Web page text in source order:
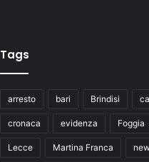
Tags
arresto bari Brindisi
cronaca evidenza Foggia
Lecce Martina Franca